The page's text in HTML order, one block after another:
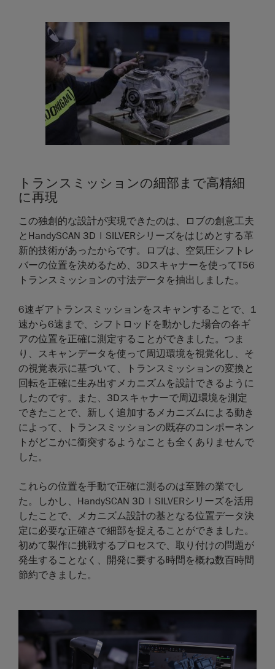
トランスミッションの細部まで高精細
に再現
この独創的な設計が実現できたのは、ロブの創意工夫
とHandySCAN 3D | SILVERシリーズをはじめとする革
新的技術があったからです。ロブは、空気圧シフトレ
バーの位置を決めるため、3Dスキャナーを使ってT56
トランスミッションの寸法データを抽出しました。
6速ギアトランスミッションをスキャンすることで、1
速から6速まで、シフトロッドを動かした場合の各ギ
アの位置を正確に測定することができました。つま
り、スキャンデータを使って周辺環境を視覚化し、そ
の視覚表示に基づいて、トランスミッションの変換と
回転を正確に生み出すメカニズムを設計できるように
したのです。また、3Dスキャナーで周辺環境を測定
できたことで、新しく追加するメカニズムによる動き
によって、トランスミッションの既存のコンポーネン
トがどこかに衝突するようなことも全くありませんで
した。
これらの位置を手動で正確に測るのは至難の業でし
た。しかし、HandySCAN 3D | SILVERシリーズを活用
したことで、メカニズム設計の基となる位置データ決
定に必要な正確さで細部を捉えることができました。
初めて製作に挑戦するプロセスで、取り付けの問題が
発生することなく、開発に要する時間を概ね数百時間
節約できました。